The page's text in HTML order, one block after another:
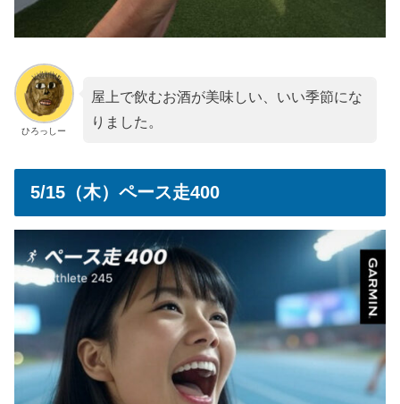
ひろっしー
屋上で飲むお酒が美味しい、いい季節にな
りました。
5/15（木）ペース走400